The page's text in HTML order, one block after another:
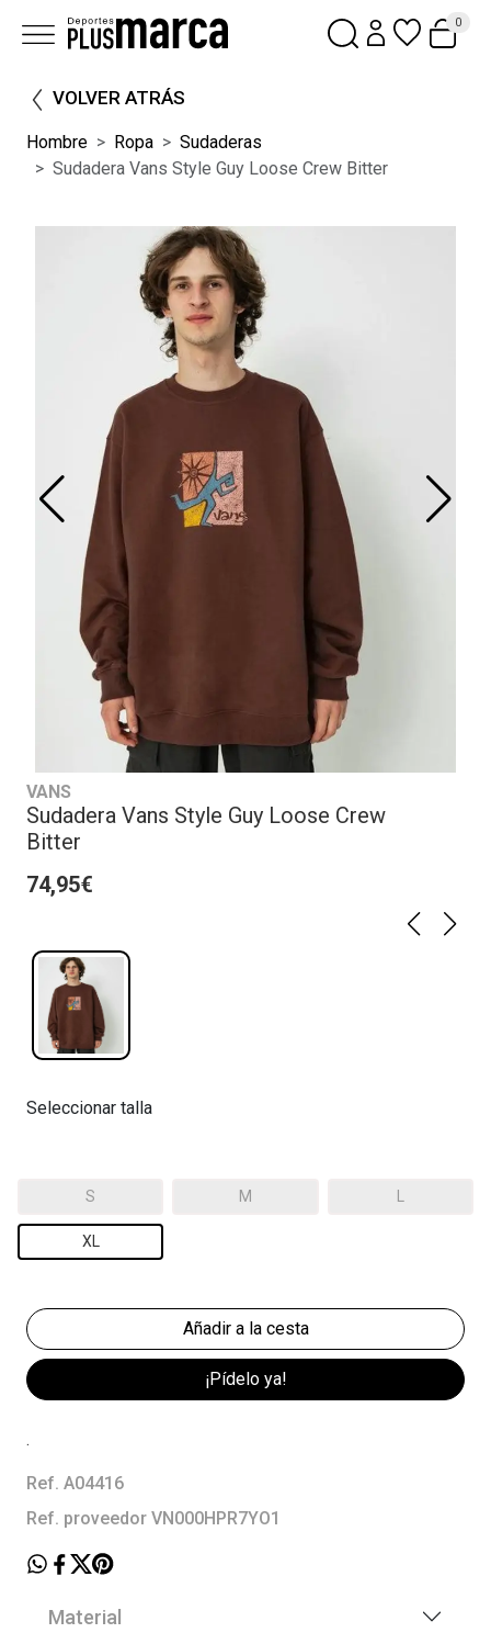
0
VOLVER ATRÁS
Hombre Ropa
Sudaderas
Sudadera Vans Style Guy Loose Crew Bitter
VANS
Sudadera Vans Style Guy Loose Crew
Bitter
74,95€
Seleccionar talla
S M
XL
¡Pídelo ya!
.
Ref. A04416
Ref. proveedor VN000HPR7YO1
Material